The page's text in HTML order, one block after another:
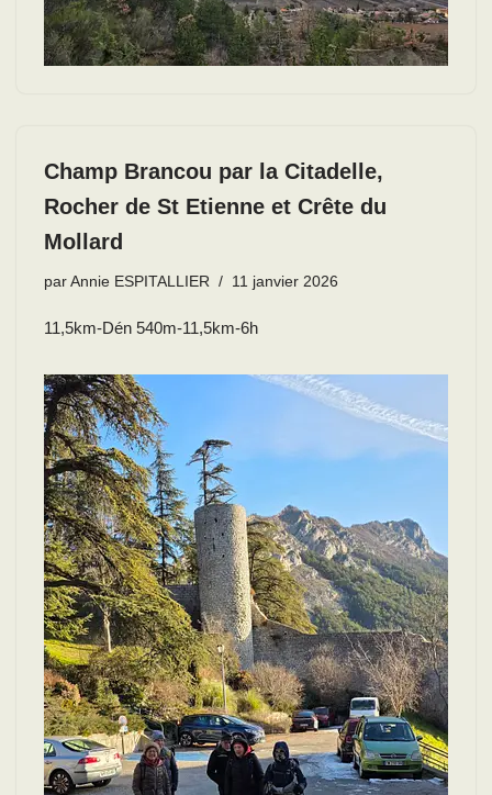
Champ Brancou par la Citadelle,
Rocher de St Etienne et Crête du
Mollard
par Annie ESPITALLIER 11 janvier 2026
11,5km-Dén 540m-11,5km-6h